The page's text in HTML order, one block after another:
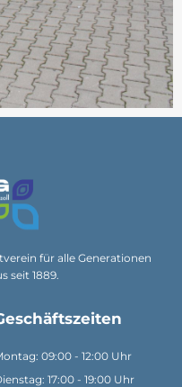
für alle Generationen
seit 1889.
09:00 - 12:00 Uhr
17:00 - 19:00 Uhr